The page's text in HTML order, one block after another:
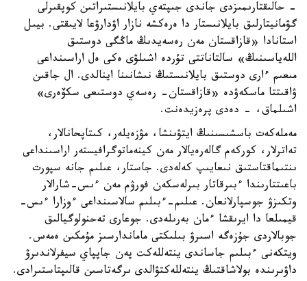
- حالىقتارىمىزدى جاندى جىپتەي بايلانىستىراتىن كوپقىرلى
گۋمانيتارلىق بايلانىستار دا ەرەكشە نازار اۋدارۋعا لايىقتى. بيىل
استانادا «قازاقستان مەن رەسەيدىڭ ماڭگى دوستىق
اللەياسىنىڭ» سالتاناتتى تۇردە اشىلۋى ەكى ەل اراسىنداعى
مىعىم ءارى دوستىق بايلانىستىڭ نىشانىنا اينالدى. ال جاقىن
ۋاقىتتا ماسكەۋدە «قازاقستان- رەسەي دوستىعى سكۆەرى»
اشىلماق، - دەدى پرەزيدەنت.
مەملەكەت باسشىسىنىڭ ايتۋىنشا، مۋزەيلەر، كىتاپحانالار،
تەاترلار، كوركەم گالەرەيالار مەن كينەماتوگرافيستەر اراسىنداعى
ىنتىماقتاستىق نىعايىپ كەلەدى. جاستار، عىلىم جانە سپورت
باعىتتارىندا ءبىرقاتار بىرلەسكەن فورۋم مەن ءىس-شارالار
وتكىزۋ جوسپارلانعان. عىلىم-ءبىلىم سالاسىنداعى ءوزارا ءىس-
قيمىلعا دا ايرىقشا ءمان بەرىلەدى. جوعارى تەحنولوگيالىق
جوبالاردى جۇزەگە اسىرۋ بىلىكتى ماماندارسىز مۇمكىن ەمەس.
ويتكەنى ءبىلىم جاساندى ينتەللەكت پەن جاپپاي سيفرلاندىرۋ
داۋىرىندە بولاشاقتىڭ ينتەللەكتۋالدى ىرگەتاسىن قالىپتاستىرادى.